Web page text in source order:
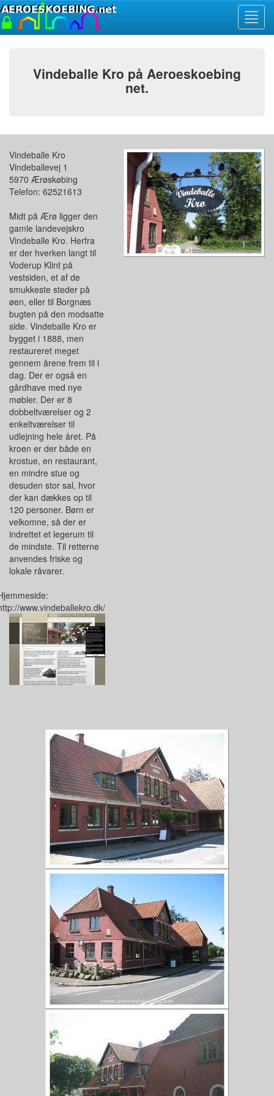
Vindeballe Kro på Aeroeskoebing
net.
Vindeballe Kro
Vindeballevej 1
5970 Ærøskøbing
Telefon: 62521613
Midt på Ærø ligger den
gamle landevejskro
Vindeballe Kro. Herfra
er der hverken langt til
Voderup Klint på
vestsiden, et af de
smukkeste steder på
øen, eller til Borgnæs
bugten på den modsatte
side. Vindeballe Kro er
bygget i 1888, men
restaureret meget
gennem årene frem til i
dag. Der er også en
gårdhave med nye
møbler. Der er 8
dobbeltværelser og 2
enkeltværelser til
udlejning hele året. På
kroen er der både en
krostue, en restaurant,
en mindre stue og
desuden stor sal, hvor
der kan dækkes op til
120 personer. Børn er
velkomne, så der er
indrettet et legerum til
de mindste. Til retterne
anvendes friske og
lokale råvarer.
www.vindeballekro.dk/